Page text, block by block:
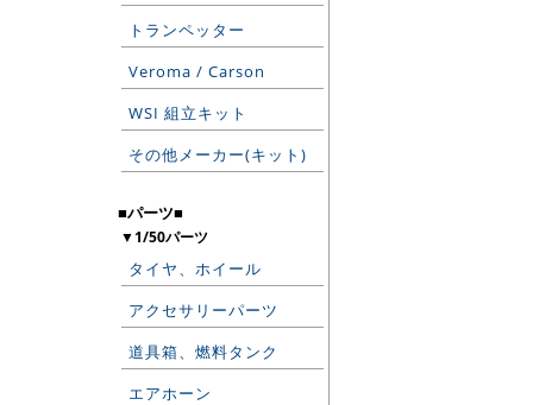
トランペッター
Veroma / Carson
WSI 組立キット
その他メーカー(キット)
■パーツ■
▼1/50パーツ
タイヤ、ホイール
アクセサリーパーツ
道具箱、燃料タンク
エアホーン